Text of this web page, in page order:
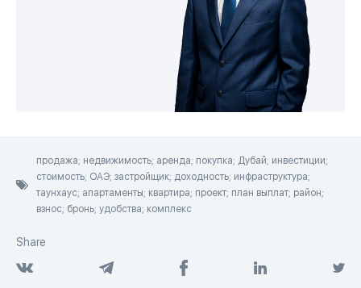
продажа; недвижимость; аренда; покупка; Дубай; инвестиции;
стоимость; ОАЭ; застройщик; доходность; инфраструктура;
таунхаус; апартаменты; квартира; проект; план выплат; район;
взнос; бронь; удобства; комплекс
Share